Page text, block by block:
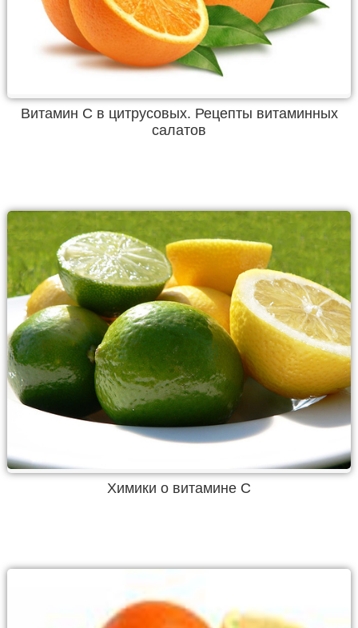
Витамин С в цитрусовых. Рецепты витаминных
салатов
Химики о витамине С